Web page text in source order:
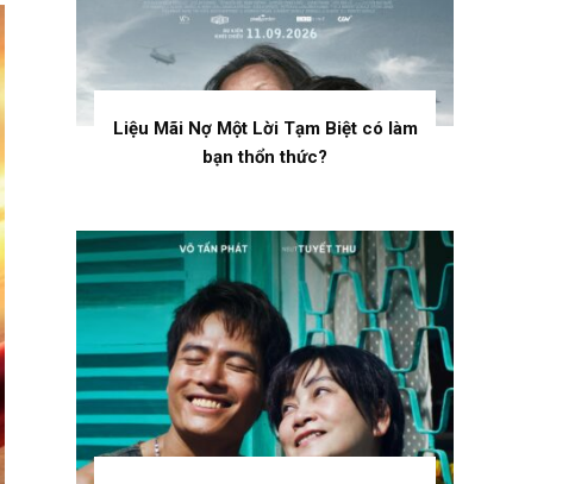
Liệu Mãi Nợ Một Lời Tạm Biệt có làm
bạn thổn thức?